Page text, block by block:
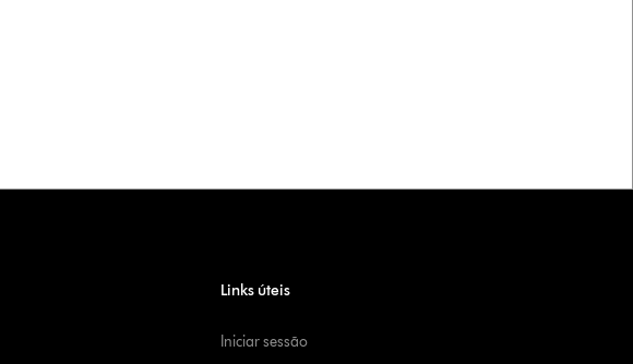
Links úteis
Iniciar sessão